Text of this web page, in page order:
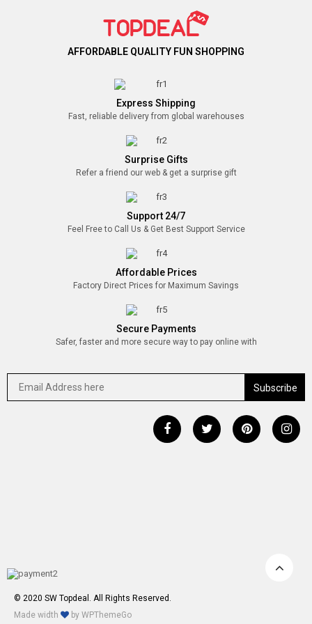
AFFORDABLE QUALITY FUN SHOPPING
Express Shipping
Fast, reliable delivery from global warehouses
Surprise Gifts
Refer a friend our web & get a surprise gift
Support 24/7
Feel Free to Call Us & Get Best Support Service
Affordable Prices
Factory Direct Prices for Maximum Savings
Secure Payments
Safer, faster and more secure way to pay online with
© 2020 SW Topdeal. All Rights Reserved.
Made width
by WPThemeGo